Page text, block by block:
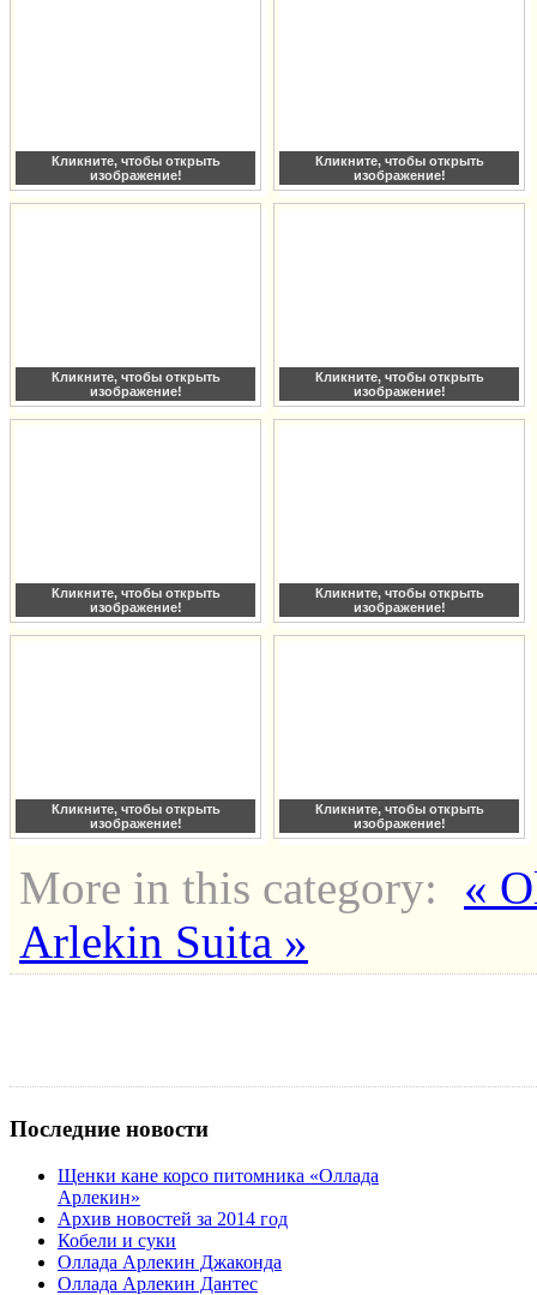
Кликните, чтобы открыть
изображение!
Кликните, чтобы открыть
изображение!
Кликните, чтобы открыть
изображение!
Кликните, чтобы открыть
изображение!
Кликните, чтобы открыть
изображение!
Кликните, чтобы открыть
изображение!
Кликните, чтобы открыть
изображение!
Кликните, чтобы открыть
изображение!
More in this category:
«
Arlekin Suita »
Последние новости
Щенки кане корсо питомника «Оллада
Арлекин»
Архив новостей за 2014 год
Кобели и суки
Оллада Арлекин Джаконда
Оллада Арлекин Дантес